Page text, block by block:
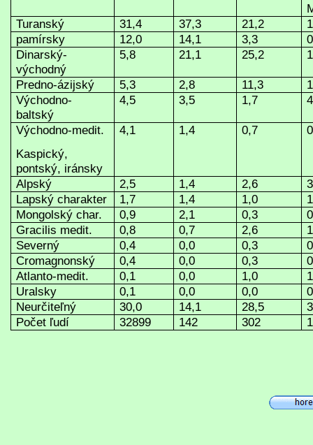
Turanský
31,4 37,3 21,2
pamírsky
12,0 14,1 3,3
Dinarský-
východný
5,8 21,1 25,2
Predno-ázijský 5,3 2,8 11,3
Východno-
baltský
4,5 3,5 1,7
Východno-medit.
Kaspický,
pontský, iránsky
4,1 1,4 0,7
Alpský 2,5 1,4 2,6
Lapský charakter
1,7 1,4 1,0
Mongolský char.
0,9 2,1 0,3
Gracilis medit.
0,8 0,7 2,6
Severný
0,4 0,0 0,3
Cromagnonský
0,4 0,0 0,3
Atlanto-medit.
0,1 0,0 1,0
Uralsky
0,1 0,0 0,0
Neurčiteľný
30,0 14,1 28,5
Počet ľudí
32899 142 302